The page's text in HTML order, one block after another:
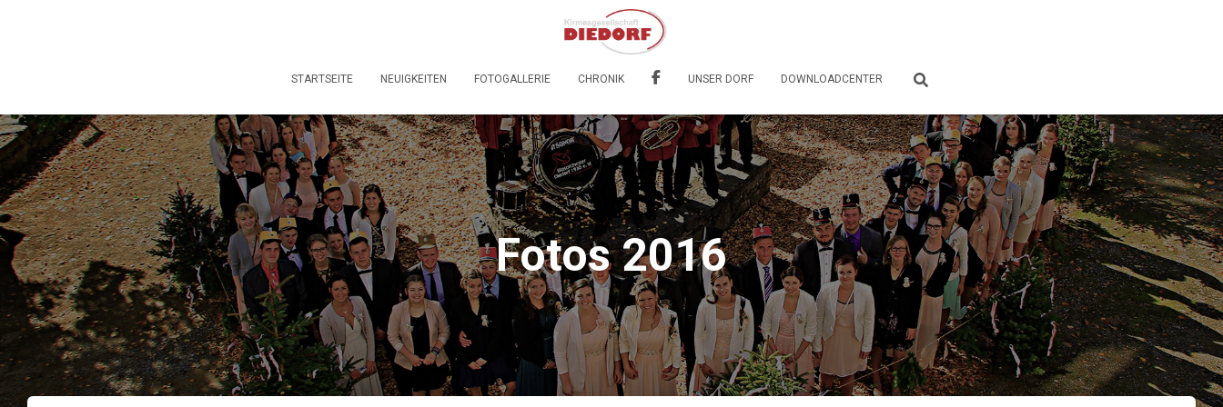
STARTSEITE NEUIGKEITEN FOTOGALLERIE CHRONIK UNSER DORF DOWNLOADCENTER
Fotos 2016